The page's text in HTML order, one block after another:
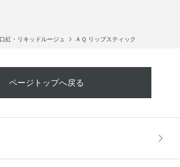
口紅・リキッドルージュ ＡＱ リップスティック
ページトップへ戻る